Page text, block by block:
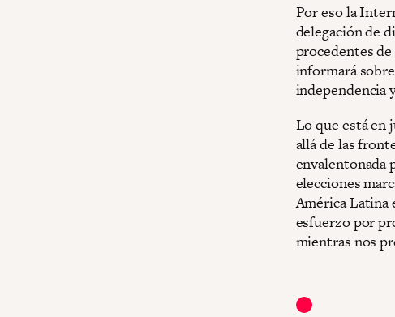
Por eso la
delegación de
procedentes
informará
independencia
Lo que está en
allá de las
envalentonada
elecciones
América Latina
esfuerzo por
mientras nos